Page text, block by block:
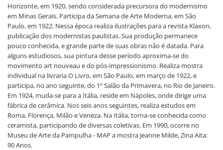
Horizonte, em 1920, sendo considerada precursora do modernismo
em Minas Gerais. Participa da Semana de Arte Moderna, em São
Paulo, em 1922. Nessa época realiza ilustrações para a revista Klaxon,
publicação dos modernistas paulistas. Sua produção permanece
pouco conhecida, e grande parte de suas obras não é datada. Para
alguns estudiosos, sua pintura desse período aproxima-se do
movimento art nouveau e do pós-impressionismo. Realiza mostra
individual na livraria O Livro, em São Paulo, em março de 1922, e
participa, no ano seguinte, do 1º Salão da Primavera, no Rio de Janeiro.
Em 1924, muda-se para a Itália, reside em Nápoles, onde dirige uma
fábrica de cerâmica. Nos seis anos seguintes, realiza estudos em
Roma, Florença, Milão e Veneza. Na Itália, torna-se conhecida como
ceramista, participando de diversas coletivas. Em 1990, ocorre no
Museu de Arte da Pampulha - MAP a mostra Jeanne Milde, Zina Aita:
90 Anos.